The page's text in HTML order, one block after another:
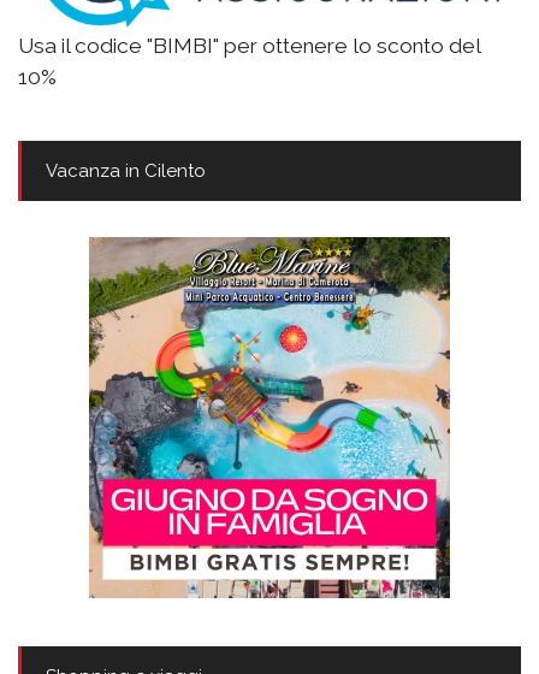
Usa il codice "BIMBI" per ottenere lo sconto del
10%
Vacanza in Cilento